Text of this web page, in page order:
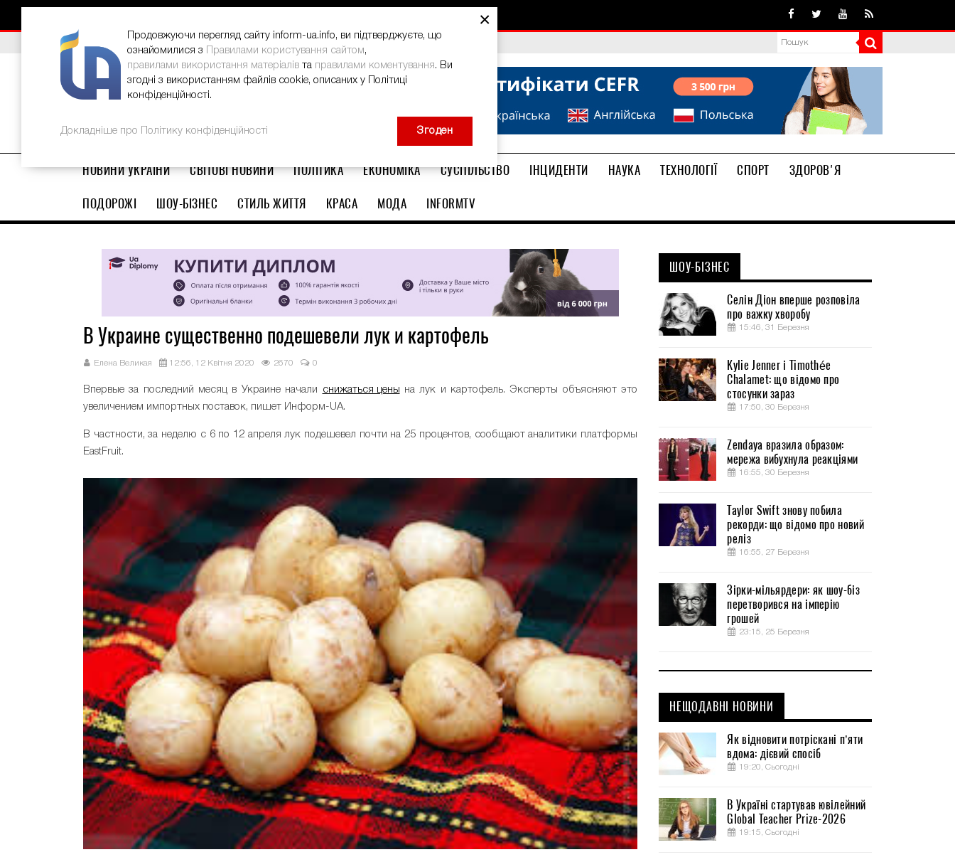
ВИБІР РЕДАКЦІЇ В Україні стартував ювілейний Global Teacher Prize-2026
НОВИНИ УКРАЇНИ СВІТОВІ НОВИНИ ПОЛІТИКА ЕКОНОМІКА СУСПІЛЬСТВО ІНЦИДЕНТИ НАУКА ТЕХНОЛОГІЇ СПОРТ
ЗДОРОВ'Я
ПОДОРОЖІ
ШОУ-БІЗНЕС СТИЛЬ ЖИТТЯ КРАСА МОДА INFORMTV
В Украине существенно подешевели лук и картофель
Елена Великая 12:56, 12 Квітня 2020 2670 0
Впервые за последний месяц в Украине начали снижаться цены на лук и картофель. Эксперты объясняют это
увеличением импортных поставок, пишет Информ-UA.
В частности, за неделю с 6 по 12 апреля лук подешевел почти на 25 процентов, сообщают аналитики платформы
EastFruit.
ШОУ-БІЗНЕС
Селін Діон вперше розповіла
про важку хворобу
15:46, 31 Березня
Kylie Jenner і Timothée
Chalamet: що відомо про
стосунки зараз
17:50, 30 Березня
Zendaya вразила образом:
мережа вибухнула реакціями
16:55, 30 Березня
Taylor Swift знову побила
рекорди: що відомо про новий
реліз
16:55, 27 Березня
Зірки-мільярдери: як шоу-біз
перетворився на імперію
грошей
23:15, 25 Березня
НЕЩОДАВНІ НОВИНИ
Як відновити потріскані п’яти
вдома: дієвий спосіб
19:20, Сьогодні
В Україні стартував ювілейний
Global Teacher Prize-2026
19:15, Сьогодні
×
Продовжуючи перегляд сайту inform-ua.info, ви підтверджуєте, що
ознайомилися з
Правилами користування сайтом,
правилами використання матеріалів та правилами коментування. Ви
згодні з використанням файлів cookie, описаних у Політиці
конфіденційності.
Докладніше про Політику конфіденційності Згоден